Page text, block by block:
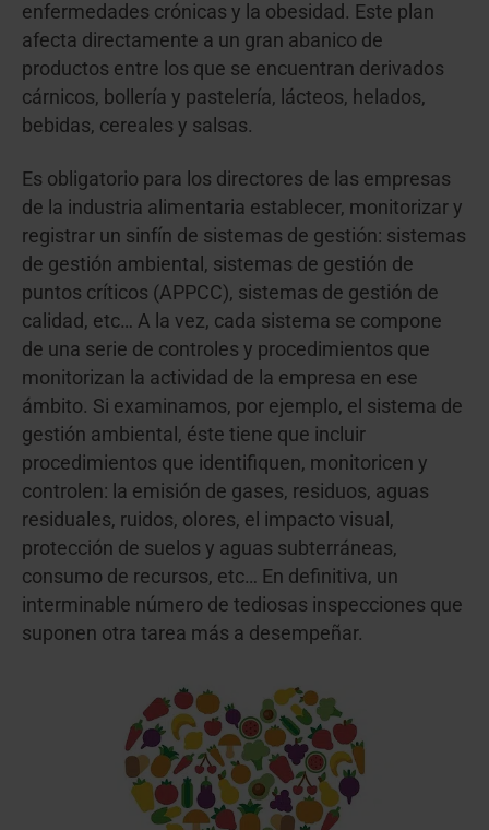
enfermedades crónicas y la obesidad. Este plan
afecta directamente a un gran abanico de
productos entre los que se encuentran derivados
cárnicos, bollería y pastelería, lácteos, helados,
bebidas, cereales y salsas.
Es obligatorio para los directores de las empresas
de la industria alimentaria establecer, monitorizar y
registrar un sinfín de sistemas de gestión: sistemas
de gestión ambiental, sistemas de gestión de
puntos críticos (APPCC), sistemas de gestión de
calidad, etc… A la vez, cada sistema se compone
de una serie de controles y procedimientos que
monitorizan la actividad de la empresa en ese
ámbito. Si examinamos, por ejemplo, el sistema de
gestión ambiental, éste tiene que incluir
procedimientos que identifiquen, monitoricen y
controlen: la emisión de gases, residuos, aguas
residuales, ruidos, olores, el impacto visual,
protección de suelos y aguas subterráneas,
consumo de recursos, etc… En definitiva, un
interminable número de tediosas inspecciones que
suponen otra tarea más a desempeñar.